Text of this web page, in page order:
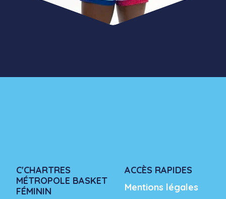
C'CHARTRES
MÉTROPOLE BASKET
FÉMININ
ACCÈS RAPIDES
Mentions légales